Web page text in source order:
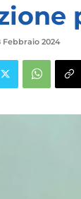
Febbraio 2024